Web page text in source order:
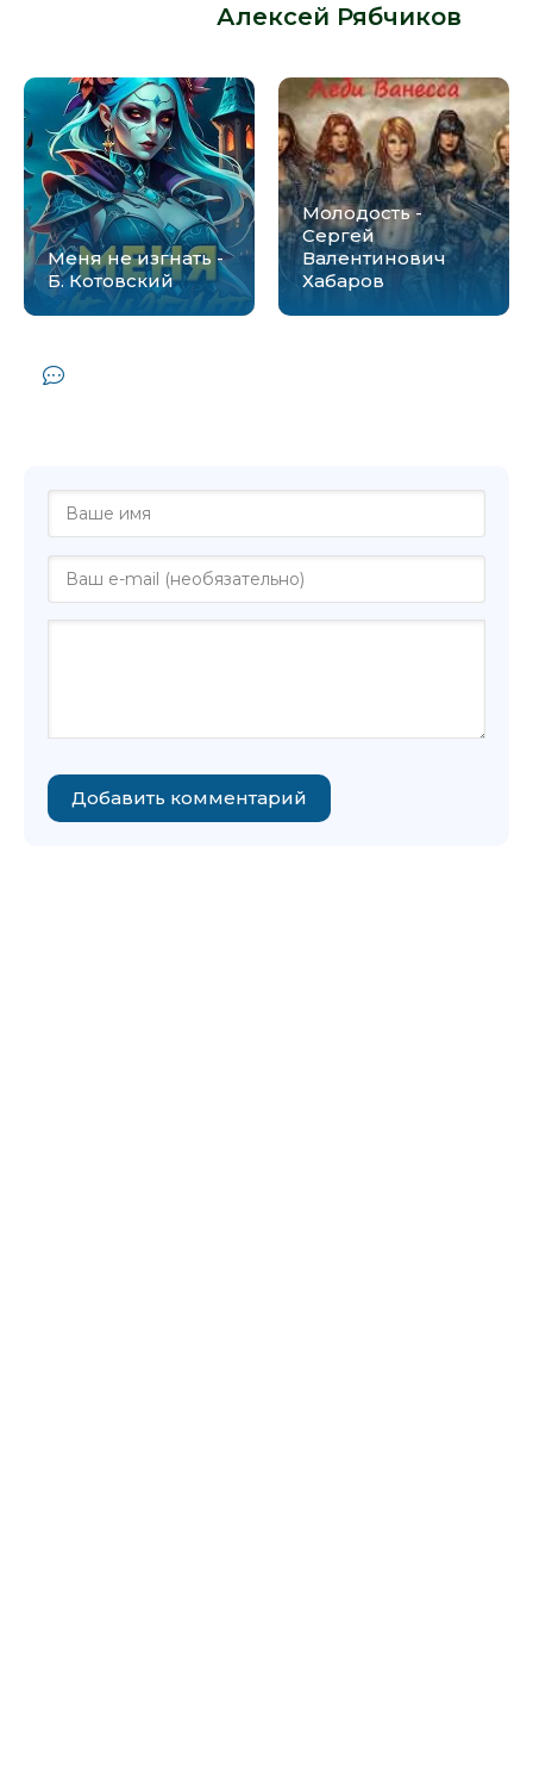
Алексей Рябчиков
Меня не изгнать -
Б. Котовский
Молодость -
Сергей
Валентинович
Хабаров
Добавить комментарий